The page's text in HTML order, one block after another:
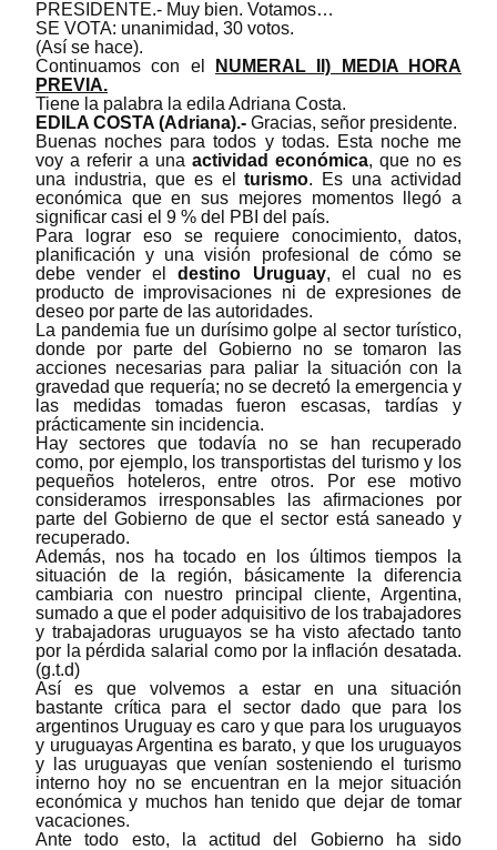
PRESIDENTE.- Muy bien. Votamos…
SE VOTA: unanimidad, 30 votos.
(Así se hace).
Continuamos con el
NUMERAL II) MEDIA HORA
PREVIA.
Tiene la palabra la edila Adriana Costa.
EDILA COSTA (Adriana).- Gracias, señor presidente.
Buenas noches para todos y todas. Esta noche me
voy a referir a una actividad económica, que no es
una industria, que es elturismo. Es una actividad
económica que en sus mejores momentos llegó a
significar casi el 9 % del PBI del país.
Para lograr eso se requiere conocimiento, datos,
planificación y una visión profesional de cómo se
debe vender eldestino Uruguay, el cual no es
producto de improvisaciones ni de expresiones de
deseo por parte de las autoridades.
La pandemia fue un durísimo golpe al sector turístico,
donde por parte del Gobierno no se tomaron las
acciones necesarias para paliar la situación con la
gravedad que requería; no se decretó la emergencia y
las medidas tomadas fueron escasas, tardías y
prácticamente sin incidencia.
Hay sectores que todavía no se han recuperado
como, por ejemplo, los transportistas del turismo y los
pequeños hoteleros, entre otros. Por ese motivo
consideramos irresponsables las afirmaciones por
parte del Gobierno de que el sector está saneado y
recuperado.
Además, nos ha tocado en los últimos tiempos la
situación de la región, básicamente la diferencia
cambiaria con nuestro principal cliente, Argentina,
sumado a que el poder adquisitivo de los trabajadores
y trabajadoras uruguayos se ha visto afectado tanto
por la pérdida salarial como por la inflación desatada.
(g.t.d)
Así es que volvemos a estar en una situación
bastante crítica para el sector dado que para los
argentinos Uruguay es caro y que para los uruguayos
y uruguayas Argentina es barato, y que los uruguayos
y las uruguayas que venían sosteniendo el turismo
interno hoy no se encuentran en la mejor situación
económica y muchos han tenido que dejar de tomar
vacaciones.
Ante todo esto, la actitud del Gobierno ha sido